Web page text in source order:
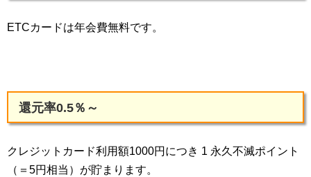
ETCカードは年会費無料です。
還元率0.5％～
クレジットカード利用額1000円につき 1 永久不滅ポイント
（＝5円相当）が貯まります。